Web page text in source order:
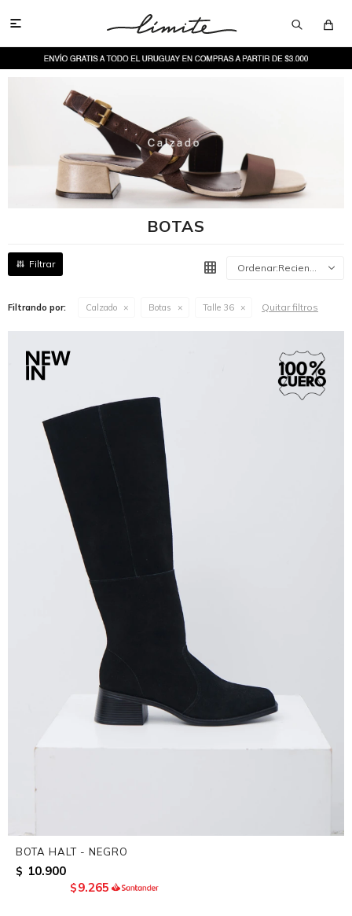

BOTAS
Recientes
Filtrando por: Calzado Botas Talle 36 Quitar filtros
BOTA HALT - NEGRO
$ 10.900
$9.265